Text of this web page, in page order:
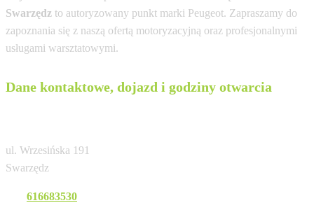
Swarzędz to autoryzowany punkt marki Peugeot. Zapraszamy do
zapoznania się z naszą ofertą motoryzacyjną oraz profesjonalnymi
usługami warsztatowymi.
Dane kontaktowe, dojazd i godziny otwarcia
ul. Wrzesińska 191
Swarzędz
616683530